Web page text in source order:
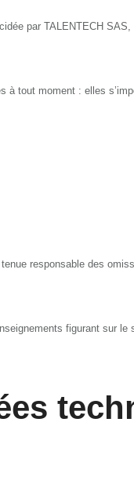
par TALENTECH SAS,
à tout moment : elles
responsable des
figurant sur le